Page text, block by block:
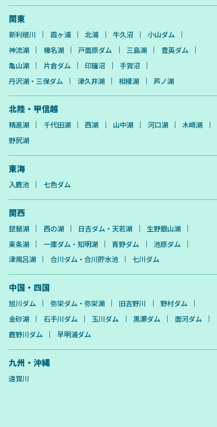
関東
新利根川 霞ヶ浦 北浦 牛久沼
小山ダム
神流湖
榛名湖 戸面原ダム 三島湖
豊英ダム
亀山湖
片倉ダム 印旛沼
手賀沼
丹沢湖・三保ダム
津久井湖 相模湖 芦ノ湖
北陸・甲信越
精進湖 千代田湖 西湖 山中湖 河口湖
木崎湖
野尻湖
東海
入鹿池 七色ダム
関西
琵琶湖 西の湖 日吉ダム・天若湖
生野銀山湖
東条湖
一庫ダム・知明湖 青野ダム
池原ダム
津風呂湖
合川ダム・合川貯水池 七川ダム
中国・四国
旭川ダム 弥栄ダム・弥栄湖 旧吉野川
野村ダム
金砂湖
石手川ダム 玉川ダム 黒瀬ダム
面河ダム
鹿野川ダム
早明浦ダム
九州・沖縄
遠賀川